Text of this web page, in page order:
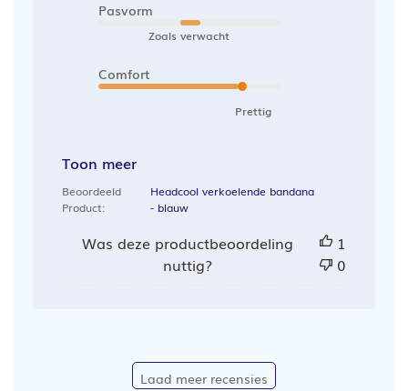
Pasvorm
Zoals verwacht
Comfort
Prettig
Toon meer
Beoordeeld
Product:
Headcool verkoelende bandana
- blauw
Was deze productbeoordeling
nuttig?
1
0
Laad meer recensies